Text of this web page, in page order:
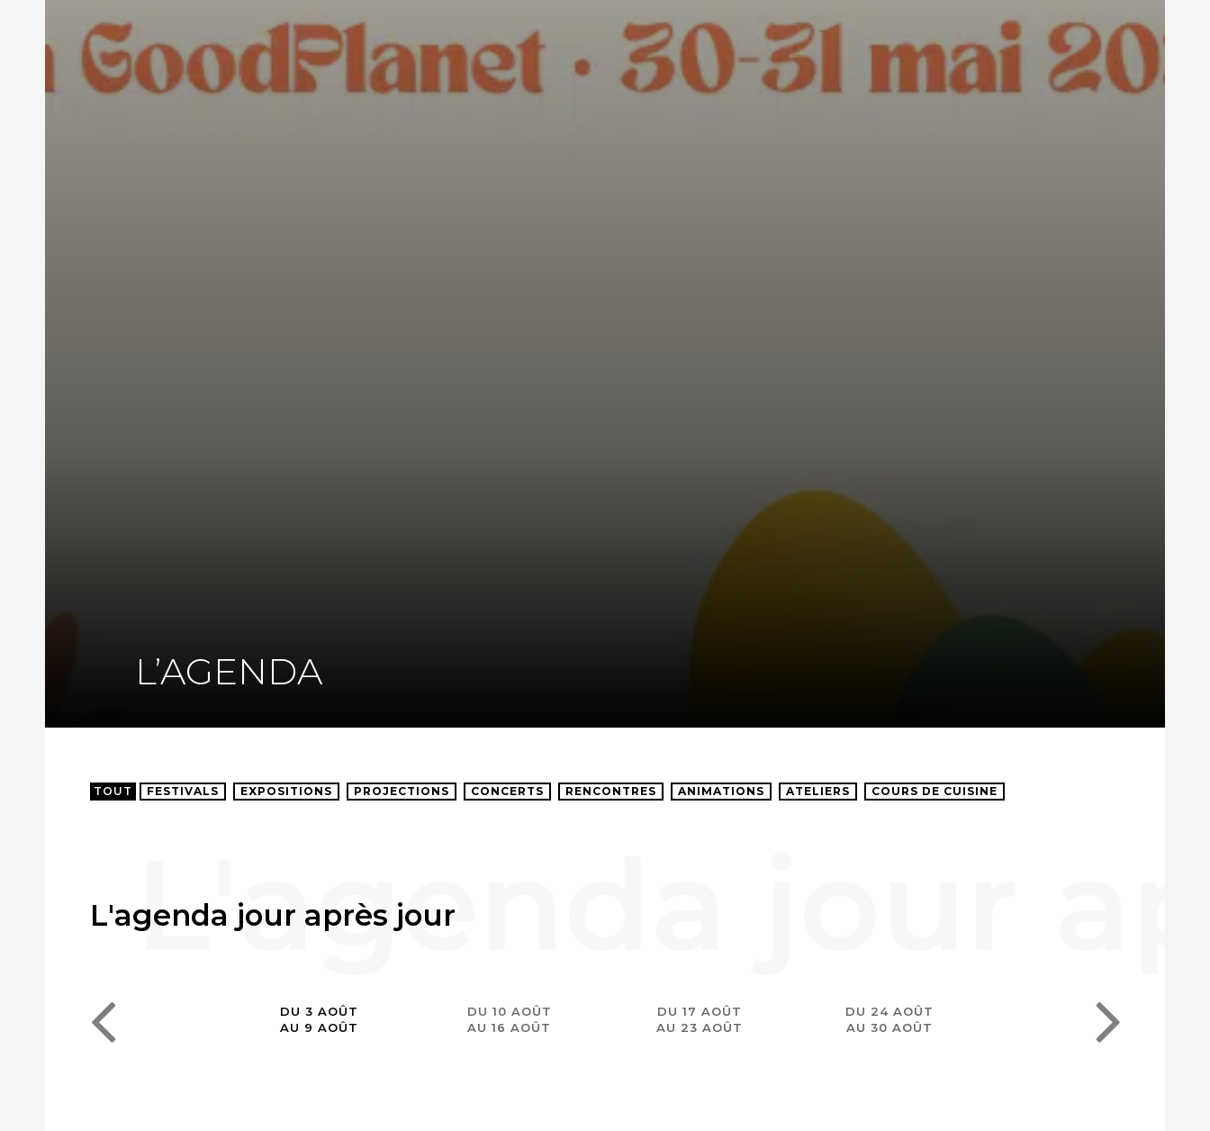
L’AGENDA
TOUT FESTIVALS EXPOSITIONS PROJECTIONS CONCERTS RENCONTRES ANIMATIONS ATELIERS COURS DE CUISINE
L'agenda jour après jour
DU 3 AOÛT
AU 9 AOÛT
DU 10 AOÛT
AU 16 AOÛT
DU 17 AOÛT
AU 23 AOÛT
DU 24 AOÛT
AU 30 AOÛT